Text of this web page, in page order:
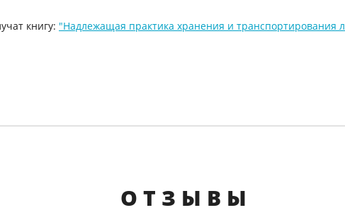
книгу: "Надлежащая практика хранения и транспортирования
ОТЗЫВЫ